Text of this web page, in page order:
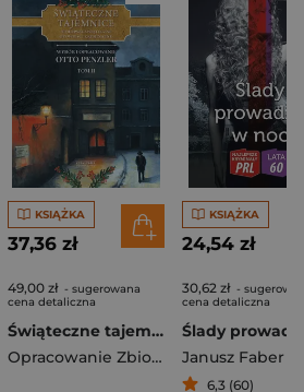
KSIĄŻKA
37,36 zł
49,00 zł - sugerowana
cena detaliczna
Świąteczne tajemnice Tom 2 Najlepsze świąteczne opowieści kryminalne
Opracowanie Zbiorowe
KSIĄŻKA
24,54 zł
30,62 zł -
cena detaliczna
Janusz Faber
6,3 (60)